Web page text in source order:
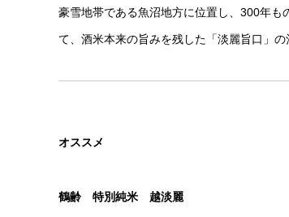
豪雪地帯である魚沼地方に位置し、300年
て、酒米本来の旨みを残した「淡麗旨口」
オススメ
鶴齢 特別純米 越淡麗